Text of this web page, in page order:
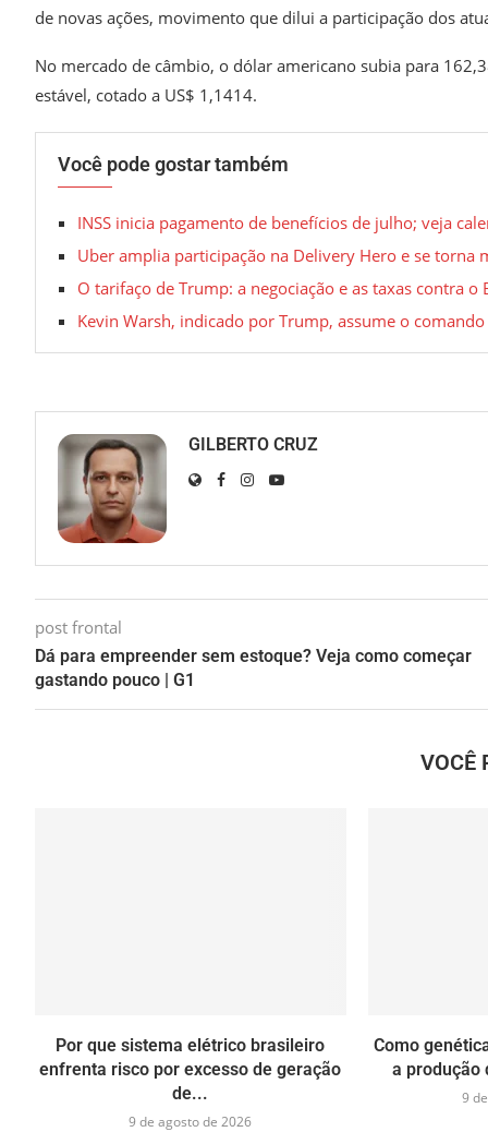
de novas ações, movimento que dilui a participação dos
No mercado de câmbio, o dólar americano subia para
estável, cotado a US$ 1,1414.
Você pode gostar também
INSS inicia pagamento de benefícios de julho; veja
Uber amplia participação na Delivery Hero e se torna
O tarifaço de Trump: a negociação e as taxas contra
Kevin Warsh, indicado por Trump, assume o
GILBERTO CRUZ
post frontal
Dá para empreender sem estoque? Veja como começar
gastando pouco | G1
VOCÊ
Por que sistema elétrico brasileiro
enfrenta risco por excesso de geração
de...
9 de agosto de 2026
Como
a produção
9